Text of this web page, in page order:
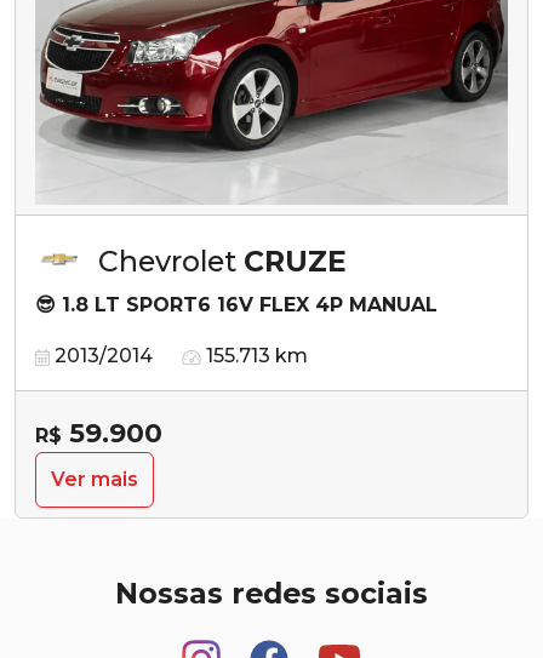
Chevrolet CRUZE
😎 1.8 LT SPORT6 16V FLEX 4P MANUAL
2013/2014 155.713 km
R$ 59.900
Ver mais
Nossas redes sociais